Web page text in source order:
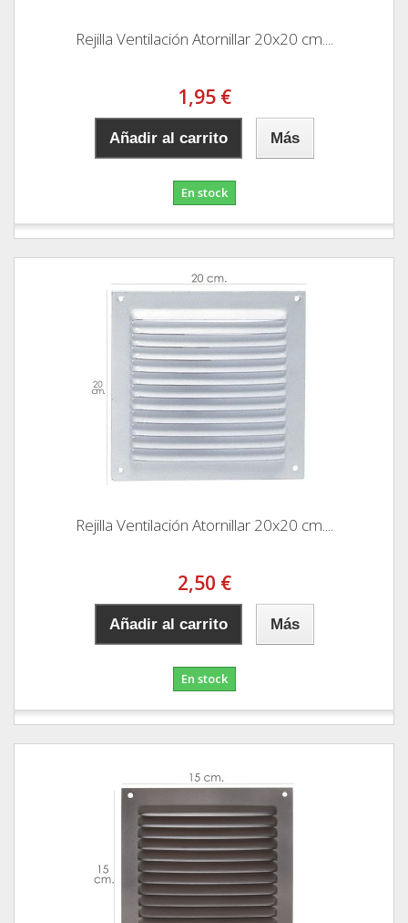
Rejilla Ventilación Atornillar 20x20 cm....
1,95 €
Añadir al carrito Más
En stock
Rejilla Ventilación Atornillar 20x20 cm....
2,50 €
Añadir al carrito Más
En stock